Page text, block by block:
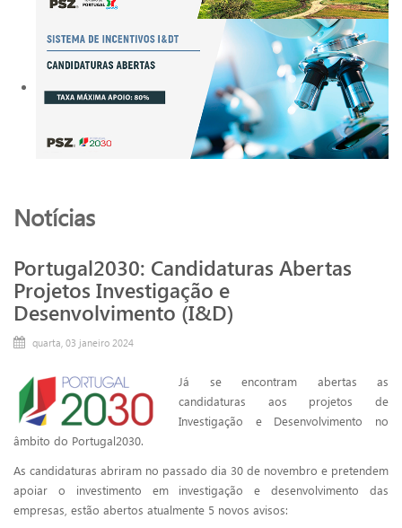
Notícias
Portugal2030: Candidaturas Abertas
Projetos Investigação e
Desenvolvimento (I&D)
quarta, 03 janeiro 2024
Já se encontram abertas as
candidaturas aos projetos de
Investigação e Desenvolvimento no
âmbito do Portugal2030.
As candidaturas abriram no passado dia 30 de novembro e pretendem
apoiar o investimento em investigação e desenvolvimento das
empresas, estão abertos atualmente 5 novos avisos: